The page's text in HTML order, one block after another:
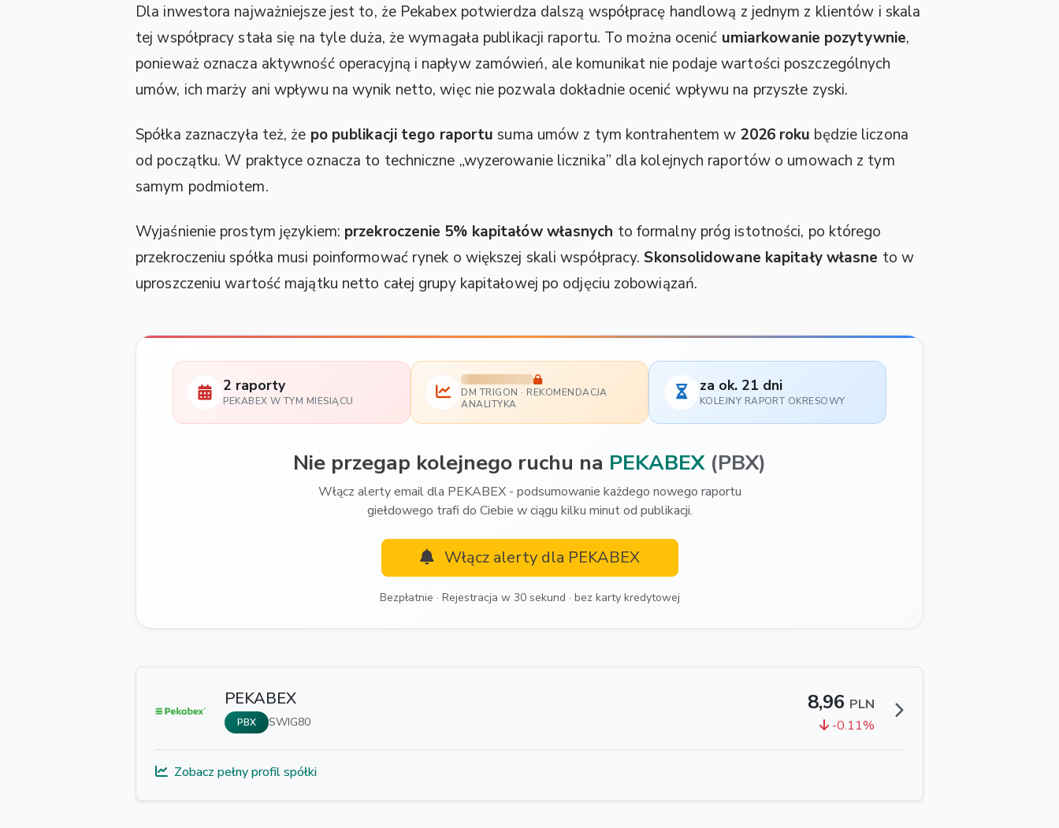
Dla inwestora najważniejsze jest to, że Pekabex potwierdza dalszą współpracę handlową z jednym z klientów i skala
tej współpracy stała się na tyle duża, że wymagała publikacji raportu. To można ocenić umiarkowanie pozytywnie,
ponieważ oznacza aktywność operacyjną i napływ zamówień, ale komunikat nie podaje wartości poszczególnych
umów, ich marży ani wpływu na wynik netto, więc nie pozwala dokładnie ocenić wpływu na przyszłe zyski.
Spółka zaznaczyła też, że po publikacji tego raportu suma umów z tym kontrahentem w 2026 roku będzie liczona
od początku. W praktyce oznacza to techniczne „wyzerowanie licznika” dla kolejnych raportów o umowach z tym
samym podmiotem.
Wyjaśnienie prostym językiem: przekroczenie 5% kapitałów własnych to formalny próg istotności, po którego
przekroczeniu spółka musi poinformować rynek o większej skali współpracy.Skonsolidowane kapitały własne to w
uproszczeniu wartość majątku netto całej grupy kapitałowej po odjęciu zobowiązań.
2 raporty
PEKABEX W TYM MIESIĄCU
DM TRIGON · REKOMENDACJA
ANALITYKA
za ok. 21 dni
KOLEJNY RAPORT OKRESOWY
Nie przegap kolejnego ruchu na PEKABEX (PBX)
Włącz alerty email dla PEKABEX - podsumowanie każdego nowego raportu
giełdowego trafi do Ciebie w ciągu kilku minut od publikacji.
Włącz alerty dla PEKABEX
Bezpłatnie · Rejestracja w 30 sekund · bez karty kredytowej
PEKABEX
PBX SWIG80
8,96 PLN
-0.11%
Zobacz pełny profil spółki